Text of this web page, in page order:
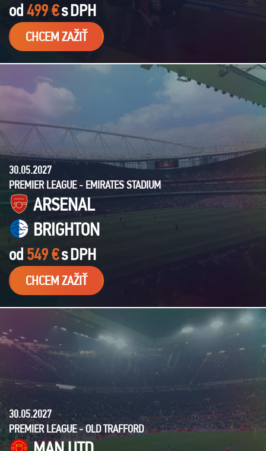
od499 €sDPH
CHCEM ZAŽIŤ
30.05.2027
PREMIER LEAGUE - EMIRATES STADIUM
ARSENAL
BRIGHTON
od 549 €sDPH
CHCEM ZAŽIŤ
30.05.2027
PREMIER LEAGUE - OLD TRAFFORD